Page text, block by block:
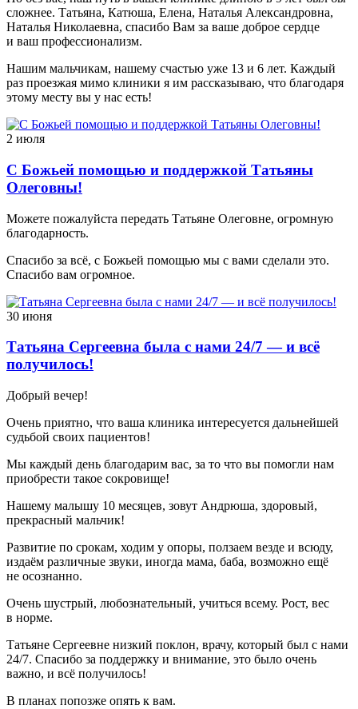
сложнее. Татьяна, Катюша, Елена, Наталья Александровна,
Наталья Николаевна, спасибо Вам за ваше доброе сердце
и ваш профессионализм.
Нашим мальчикам, нашему счастью уже 13 и 6 лет. Каждый
раз проезжая мимо клиники я им рассказываю, что благодаря
этому месту вы у нас есть!
2 июля
С Божьей помощью и поддержкой Татьяны
Олеговны!
Можете пожалуйста передать Татьяне Олеговне, огромную
благодарность.
Спасибо за всё, с Божьей помощью мы с вами сделали это.
Спасибо вам огромное.
30 июня
Татьяна Сергеевна была с нами 24/7 — и всё
получилось!
Добрый вечер!
Очень приятно, что ваша клиника интересуется дальнейшей
судьбой своих пациентов!
Мы каждый день благодарим вас, за то что вы помогли нам
приобрести такое сокровище!
Нашему малышу 10 месяцев, зовут Андрюша, здоровый,
прекрасный мальчик!
Развитие по срокам, ходим у опоры, ползаем везде и всюду,
издаём различные звуки, иногда мама, баба, возможно ещё
не осознанно.
Очень шустрый, любознательный, учиться всему. Рост, вес
в норме.
Татьяне Сергеевне низкий поклон, врачу, который был с нами
24/7. Спасибо за поддержку и внимание, это было очень
важно, и всё получилось!
В планах попозже опять к вам.